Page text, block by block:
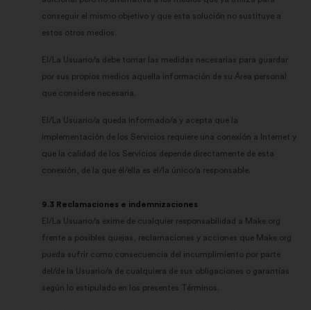
conseguir el mismo objetivo y que esta solución no sustituye a
estos otros medios.
El/La Usuario/a debe tomar las medidas necesarias para guardar
por sus propios medios aquella información de su Área personal
que considere necesaria.
El/La Usuario/a queda informado/a y acepta que la
implementación de los Servicios requiere una conexión a Internet y
que la calidad de los Servicios depende directamente de esta
conexión, de la que él/ella es el/la único/a responsable.
9.3 Reclamaciones e indemnizaciones
El/La Usuario/a exime de cualquier responsabilidad a Make.org
frente a posibles quejas, reclamaciones y acciones que Make.org
pueda sufrir como consecuencia del incumplimiento por parte
del/de la Usuario/a de cualquiera de sus obligaciones o garantías
según lo estipulado en los presentes Términos.